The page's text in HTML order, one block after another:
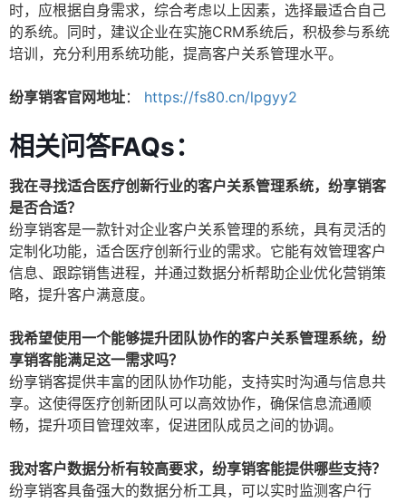
时，应根据自身需求，综合考虑以上因素，选择最适合自己
的系统。同时，建议企业在实施CRM系统后，积极参与系统
培训，充分利用系统功能，提高客户关系管理水平。
纷享销客官网地址： https://fs80.cn/lpgyy2
相关问答FAQs：
我在寻找适合医疗创新行业的客户关系管理系统，纷享销客
是否合适？
纷享销客是一款针对企业客户关系管理的系统，具有灵活的
定制化功能，适合医疗创新行业的需求。它能有效管理客户
信息、跟踪销售进程，并通过数据分析帮助企业优化营销策
略，提升客户满意度。
我希望使用一个能够提升团队协作的客户关系管理系统，纷
享销客能满足这一需求吗？
纷享销客提供丰富的团队协作功能，支持实时沟通与信息共
享。这使得医疗创新团队可以高效协作，确保信息流通顺
畅，提升项目管理效率，促进团队成员之间的协调。
我对客户数据分析有较高要求，纷享销客能提供哪些支持？
纷享销客具备强大的数据分析工具，可以实时监测客户行